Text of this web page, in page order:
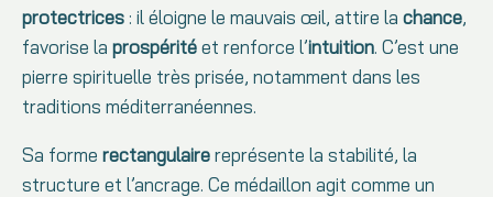
protectrices : il éloigne le mauvais œil, attire la chance,
favorise la prospéritéet renforce l’intuition. C’est une
pierre spirituelle très prisée, notamment dans les
traditions méditerranéennes.
Sa forme rectangulairereprésente la stabilité, la
structure et l’ancrage. Ce médaillon agit comme un